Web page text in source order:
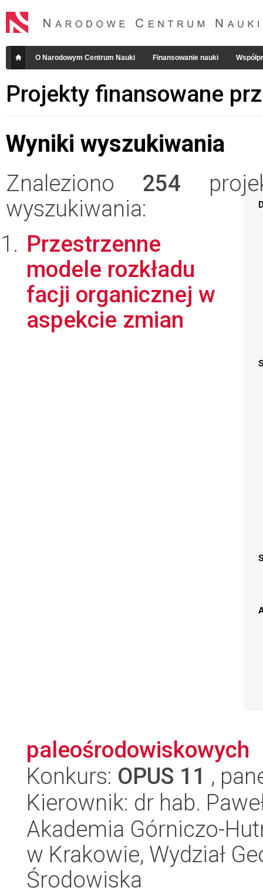
O Narodowym Centrum Nauki Finansowanie nauki
Projekty finansowane
Wyniki wyszukiwania
Znaleziono 254
wyszukiwania:
Przestrzenne
modele rozkładu
facji organicznej w
aspekcie zmian
paleośrodowiskowych
Konkurs: OPUS 11 ,
Kierownik: dr hab.
Akademia Górniczo-
w Krakowie, Wydział
Środowiska